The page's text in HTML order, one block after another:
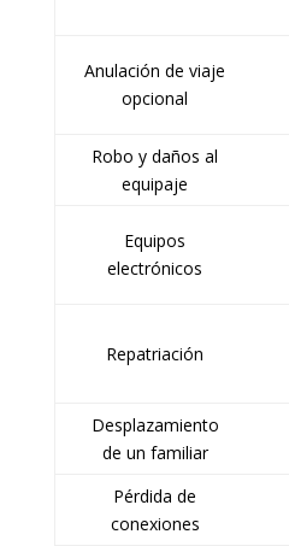
Anulación de viaje
opcional
Robo y daños al
equipaje
Equipos
electrónicos
Repatriación
Desplazamiento
de un familiar
Pérdida de
conexiones